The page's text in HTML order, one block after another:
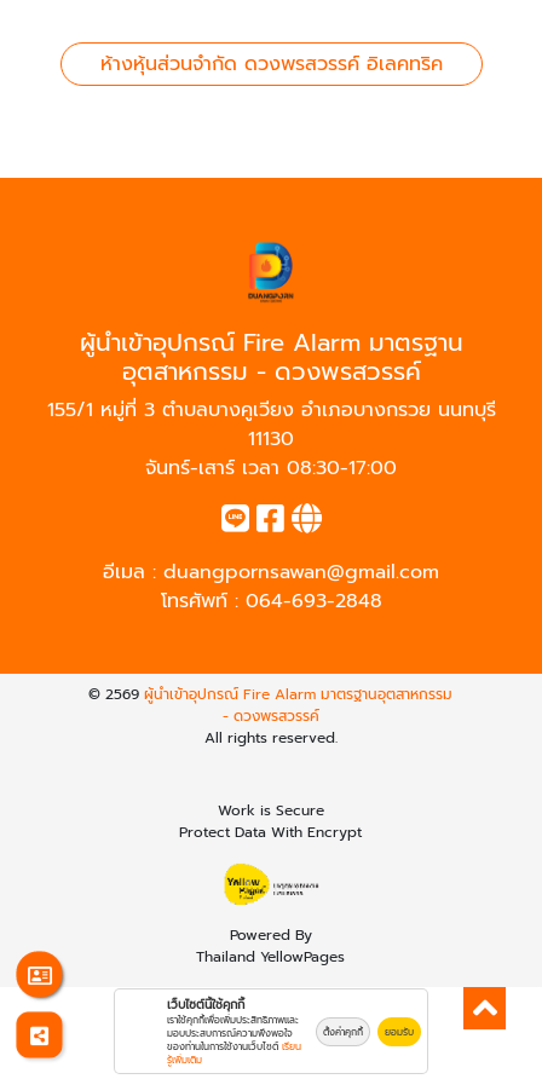
ห้างหุ้นส่วนจำกัด ดวงพรสวรรค์ อิเลคทริค
ผู้นำเข้าอุปกรณ์ Fire Alarm มาตรฐาน
อุตสาหกรรม - ดวงพรสวรรค์
155/1 หมู่ที่ 3 ตำบลบางคูเวียง อำเภอบางกรวย นนทบุรี
11130
จันทร์-เสาร์ เวลา 08:30-17:00
อีเมล : duangpornsawan@gmail.com
โทรศัพท์ : 064-693-2848
© 2569ผู้นำเข้าอุปกรณ์ Fire Alarm มาตรฐานอุตสาหกรรม
- ดวงพรสวรรค์
All rights reserved.
Work is Secure
Protect Data With Encrypt
Powered By
Thailand YellowPages
เว็บไซต์นี้ใช้คุกกี้
เราใช้คุกกี้เพื่อเพิ่มประสิทธิภาพและ
มอบประสบการณ์ความพึงพอใจ
ของท่านในการใช้งานเว็บไซต์ เรียน
รู้เพิ่มเติม
ตั้งค่าคุกกี้ ยอมรับ